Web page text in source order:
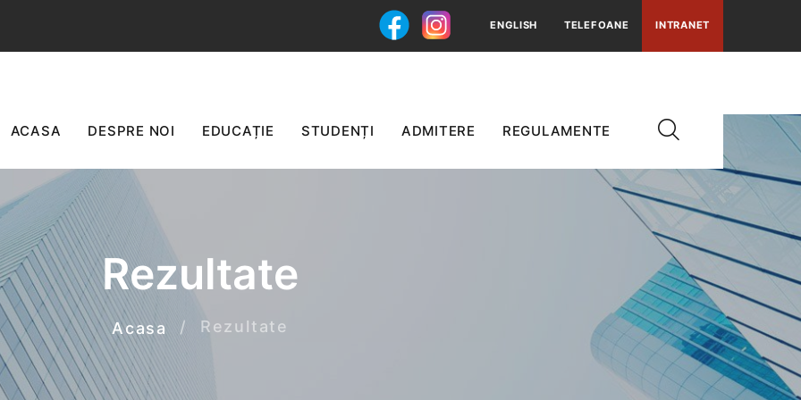
ENGLISH TELEFOANE INTRANET
ACASA DESPRE NOI EDUCAȚIE STUDENȚI ADMITERE REGULAMENTE
Rezultate
Acasa Rezultate